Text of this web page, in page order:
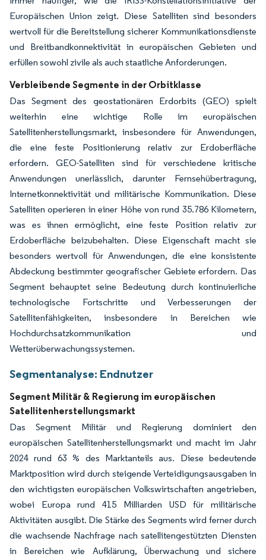
Europäischen Union zeigt. Diese Satelliten sind besonders
wertvoll für die Bereitstellung sicherer Kommunikationsdienste
und Breitbandkonnektivität in europäischen Gebieten und
erfüllen sowohl zivile als auch staatliche Anforderungen.
Verbleibende Segmente in der Orbitklasse
Das Segment des geostationären Erdorbits (GEO) spielt
weiterhin eine wichtige Rolle im europäischen
Satellitenherstellungsmarkt, insbesondere für Anwendungen,
die eine feste Positionierung relativ zur Erdoberfläche
erfordern. GEO-Satelliten sind für verschiedene kritische
Anwendungen unerlässlich, darunter Fernsehübertragung,
Internetkonnektivität und militärische Kommunikation. Diese
Satelliten operieren in einer Höhe von rund 35.786 Kilometern,
was es ihnen ermöglicht, eine feste Position relativ zur
Erdoberfläche beizubehalten. Diese Eigenschaft macht sie
besonders wertvoll für Anwendungen, die eine konsistente
Abdeckung bestimmter geografischer Gebiete erfordern. Das
Segment behauptet seine Bedeutung durch kontinuierliche
technologische Fortschritte und Verbesserungen der
Satellitenfähigkeiten, insbesondere in Bereichen wie
Hochdurchsatzkommunikation und
Wetterüberwachungssystemen.
Segmentanalyse: Endnutzer
Segment Militär & Regierung im europäischen
Satellitenherstellungsmarkt
Das Segment Militär und Regierung dominiert den
europäischen Satellitenherstellungsmarkt und macht im Jahr
2024 rund 63 % des Marktanteils aus. Diese bedeutende
Marktposition wird durch steigende Verteidigungsausgaben in
den wichtigsten europäischen Volkswirtschaften angetrieben,
wobei Europa rund 415 Milliarden USD für militärische
Aktivitäten ausgibt. Die Stärke des Segments wird ferner durch
die wachsende Nachfrage nach satellitengestützten Diensten
in Bereichen wie Aufklärung, Überwachung und sichere